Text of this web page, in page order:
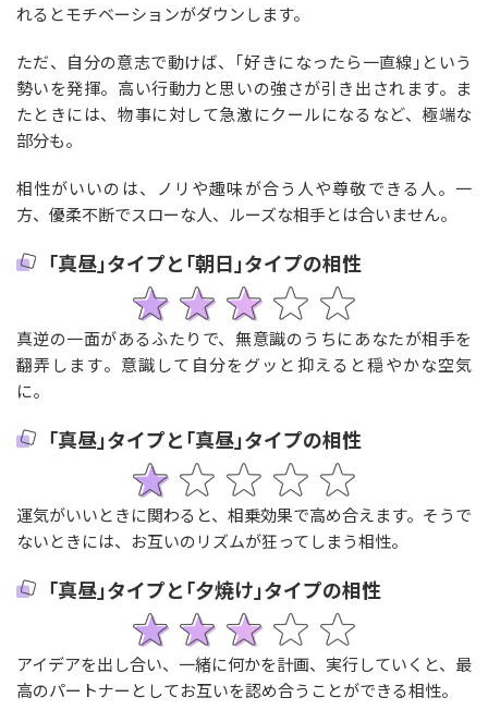
れるとモチベーションがダウンします。
ただ、自分の意志で動けば、｢好きになったら一直線｣という
勢いを発揮。高い行動力と思いの強さが引き出されます。ま
たときには、物事に対して急激にクールになるなど、極端な
部分も。
相性がいいのは、ノリや趣味が合う人や尊敬できる人。一
方、優柔不断でスローな人、ルーズな相手とは合いません。
｢真昼｣タイプと｢朝日｣タイプの相性
真逆の一面があるふたりで、無意識のうちにあなたが相手を
翻弄します。意識して自分をグッと抑えると穏やかな空気
に。
｢真昼｣タイプと｢真昼｣タイプの相性
運気がいいときに関わると、相乗効果で高め合えます。そうで
ないときには、お互いのリズムが狂ってしまう相性。
｢真昼｣タイプと｢夕焼け｣タイプの相性
アイデアを出し合い、一緒に何かを計画、実行していくと、最
高のパートナーとしてお互いを認め合うことができる相性。